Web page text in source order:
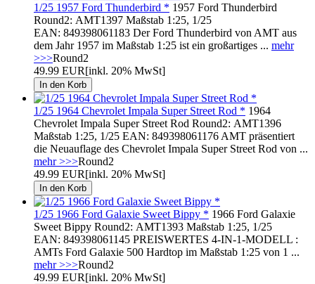
1/25 1957 Ford Thunderbird * 1957 Ford Thunderbird
Round2: AMT1397 Maßstab 1:25, 1/25
EAN: 849398061183 Der Ford Thunderbird von AMT aus
dem Jahr 1957 im Maßstab 1:25 ist ein großartiges ... mehr
>>>Round2
49.99 EUR[inkl. 20% MwSt]
1/25 1964 Chevrolet Impala Super Street Rod * 1964
Chevrolet Impala Super Street Rod Round2: AMT1396
Maßstab 1:25, 1/25 EAN: 849398061176 AMT präsentiert
die Neuauflage des Chevrolet Impala Super Street Rod von ...
mehr >>>Round2
49.99 EUR[inkl. 20% MwSt]
1/25 1966 Ford Galaxie Sweet Bippy * 1966 Ford Galaxie
Sweet Bippy Round2: AMT1393 Maßstab 1:25, 1/25
EAN: 849398061145 PREISWERTES 4-IN-1-MODELL :
AMTs Ford Galaxie 500 Hardtop im Maßstab 1:25 von 1 ...
mehr >>>Round2
49.99 EUR[inkl. 20% MwSt]